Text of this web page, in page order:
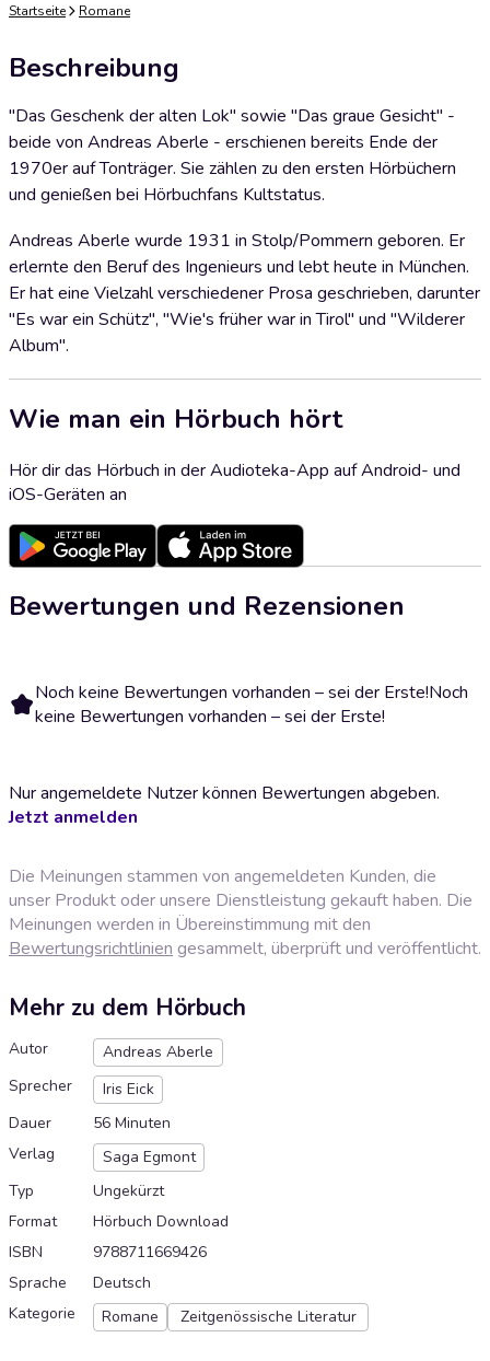
Startseite Romane
Beschreibung
"Das Geschenk der alten Lok" sowie "Das graue Gesicht" -
beide von Andreas Aberle - erschienen bereits Ende der
1970er auf Tonträger. Sie zählen zu den ersten Hörbüchern
und genießen bei Hörbuchfans Kultstatus.
Andreas Aberle wurde 1931 in Stolp/Pommern geboren. Er
erlernte den Beruf des Ingenieurs und lebt heute in München.
Er hat eine Vielzahl verschiedener Prosa geschrieben, darunter
"Es war ein Schütz", "Wie's früher war in Tirol" und "Wilderer
Album".
Wie man ein Hörbuch hört
Hör dir das Hörbuch in der Audioteka-App auf Android- und
iOS-Geräten an
Bewertungen und Rezensionen
Noch keine Bewertungen vorhanden – sei der Erste!Noch
keine Bewertungen vorhanden – sei der Erste!
Nur angemeldete Nutzer können Bewertungen abgeben.
Jetzt anmelden
Die Meinungen stammen von angemeldeten Kunden, die
unser Produkt oder unsere Dienstleistung gekauft haben. Die
Meinungen werden in Übereinstimmung mit den
Bewertungsrichtlinien gesammelt, überprüft und veröffentlicht.
Mehr zu dem Hörbuch
Autor
Andreas Aberle
Sprecher
Iris Eick
Dauer
56 Minuten
Verlag
Saga Egmont
Typ
Ungekürzt
Format
Hörbuch Download
ISBN
9788711669426
Sprache
Deutsch
Kategorie
Romane Zeitgenössische Literatur